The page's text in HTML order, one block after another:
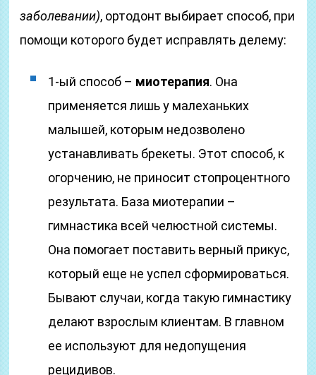
заболевании), ортодонт выбирает способ, при
помощи которого будет исправлять делему:
1-ый способ – миотерапия. Она
применяется лишь у малеханьких
малышей, которым недозволено
устанавливать брекеты. Этот способ, к
огорчению, не приносит стопроцентного
результата. База миотерапии –
гимнастика всей челюстной системы.
Она помогает поставить верный прикус,
который еще не успел сформироваться.
Бывают случаи, когда такую гимнастику
делают взрослым клиентам. В главном
ее используют для недопущения
рецидивов.